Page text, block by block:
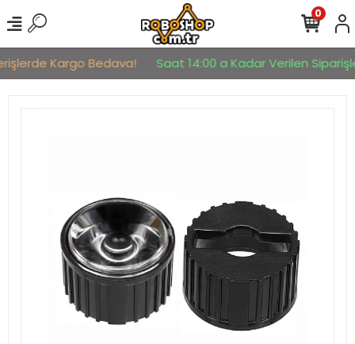
Kargo Bedava! Saat 14:00 a Kadar Verilen
0